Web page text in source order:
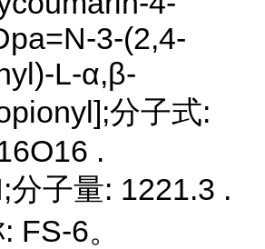
3-(2,4-
L-α,β-
分子式:
.
分子量: 1221.3 .
FS-6。